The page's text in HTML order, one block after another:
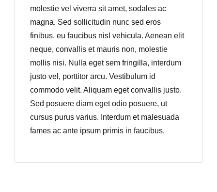
molestie vel viverra sit amet, sodales ac
magna. Sed sollicitudin nunc sed eros
finibus, eu faucibus nisl vehicula. Aenean elit
neque, convallis et mauris non, molestie
mollis nisi. Nulla eget sem fringilla, interdum
justo vel, porttitor arcu. Vestibulum id
commodo velit. Aliquam eget convallis justo.
Sed posuere diam eget odio posuere, ut
cursus purus varius. Interdum et malesuada
fames ac ante ipsum primis in faucibus.